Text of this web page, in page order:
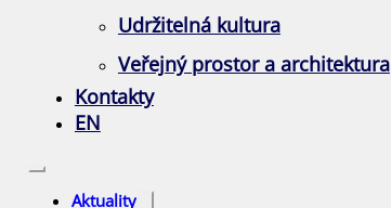
Udržitelná kultura
Veřejný prostor a architektura
Kontakty
EN
Aktuality